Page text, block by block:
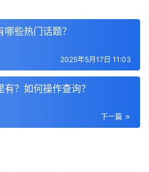
些热门话题？
2025年5月17日 11:03
？如何操作查询？
下一篇